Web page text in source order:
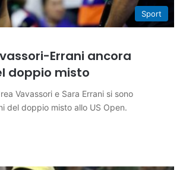
Sport
Errani ancora
doppio misto
Vavassori e Sara Errani si sono
del doppio misto allo US Open.